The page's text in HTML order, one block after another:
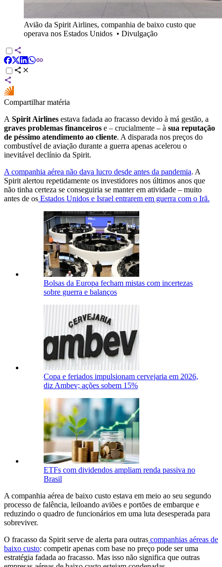
Avião da Spirit Airlines, companhia de baixo custo que
operava nos Estados Unidos • Divulgação
Compartilhar matéria
A Spirit Airlines estava fadada ao fracasso devido à má gestão, a
graves problemas financeiros e – crucialmente – à sua reputação
de péssimo atendimento ao cliente. A disparada nos preços do
combustível de aviação durante a guerra apenas acelerou o
inevitável declínio da Spirit.
A companhia aérea não dava lucro desde antes da pandemia. A
Spirit alertou repetidamente os investidores nos últimos anos que
não tinha certeza se conseguiria se manter em atividade – muito
antes de os Estados Unidos e Israel entrarem em guerra com o Irã.
Bolsas da Europa fecham mistas com incertezas
sobre guerra e balanços
Copa e feriados impulsionam cervejaria em 2026,
diz Ambev; ações sobem 15%
ETFs com dividendos ampliam renda passiva no
Brasil
A companhia aérea de baixo custo estava em meio ao seu segundo
processo de falência, leiloando aviões e portões de embarque e
reduzindo o quadro de funcionários em uma luta desesperada para
sobreviver.
O fracasso da Spirit serve de alerta para outras companhias aéreas de
baixo custo: competir apenas com base no preço pode ser uma
estratégia fadada ao fracasso. Mas isso não significa que outras